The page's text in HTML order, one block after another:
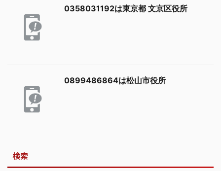
0358031192は東京都 文京区役所
0899486864は松山市役所
検索